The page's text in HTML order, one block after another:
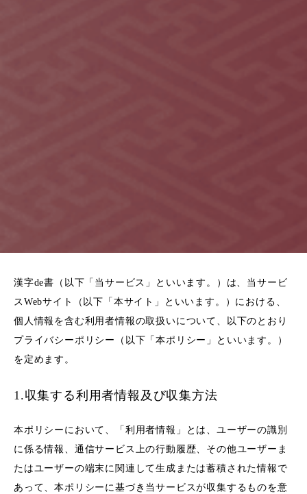
漢字de書（以下「当サービス」といいます。）は、当サービ
スWebサイト（以下「本サイト」といいます。）における、
個人情報を含む利用者情報の取扱いについて、以下のとおり
プライバシーポリシー（以下「本ポリシー」といいます。）
を定めます。
1.収集する利用者情報及び収集方法
本ポリシーにおいて、「利用者情報」とは、ユーザーの識別
に係る情報、通信サービス上の行動履歴、その他ユーザーま
たはユーザーの端末に関連して生成または蓄積された情報で
あって、本ポリシーに基づき当サービスが収集するものを意